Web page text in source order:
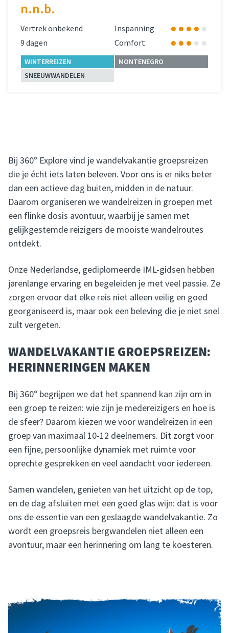
n.n.b.
Vertrek onbekend
Inspanning
9 dagen
Comfort
WINTERREIZEN
MONTENEGRO
SNEEUWWANDELEN
Bij 360° Explore vind je wandelvakantie groepsreizen
die je écht iets laten beleven. Voor ons is er niks beter
dan een actieve dag buiten, midden in de natuur.
Daarom organiseren we wandelreizen in groepen met
een flinke dosis avontuur, waarbij je samen met
gelijkgestemde reizigers de mooiste wandelroutes
ontdekt.
Onze Nederlandse, gediplomeerde IML-gidsen hebben
jarenlange ervaring en begeleiden je met veel passie. Ze
zorgen ervoor dat elke reis niet alleen veilig en goed
georganiseerd is, maar ook een beleving die je niet snel
zult vergeten.
WANDELVAKANTIE GROEPSREIZEN:
HERINNERINGEN MAKEN
Bij 360° begrijpen we dat het spannend kan zijn om in
een groep te reizen: wie zijn je medereizigers en hoe is
de sfeer? Daarom kiezen we voor wandelreizen in een
groep van maximaal 10-12 deelnemers. Dit zorgt voor
een fijne, persoonlijke dynamiek met ruimte voor
oprechte gesprekken en veel aandacht voor iedereen.
Samen wandelen, genieten van het uitzicht op de top,
en de dag afsluiten met een goed glas wijn: dat is voor
ons de essentie van een geslaagde wandelvakantie. Zo
wordt een groepsreis bergwandelen niet alleen een
avontuur, maar een herinnering om lang te koesteren.